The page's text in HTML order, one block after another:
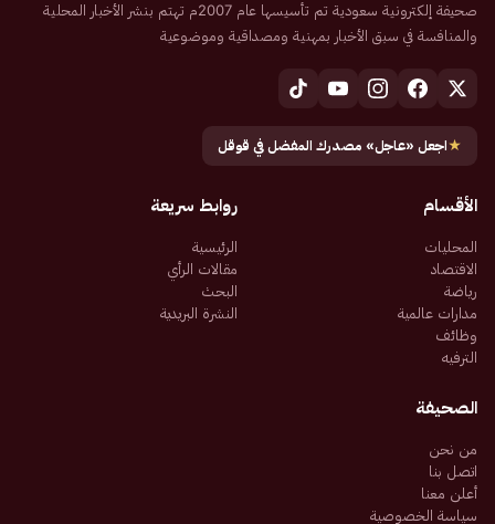
صحيفة إلكترونية سعودية تم تأسيسها عام 2007م تهتم بنشر الأخبار المحلية
والمنافسة في سبق الأخبار بمهنية ومصداقية وموضوعية
★اجعل «عاجل» مصدرك المفضل في قوقل
الأقسام
المحليات
الاقتصاد
رياضة
مدارات عالمية
وظائف
الترفيه
روابط سريعة
الرئيسية
مقالات الرأي
البحث
النشرة البريدية
الصحيفة
من نحن
اتصل بنا
أعلن معنا
سياسة الخصوصية